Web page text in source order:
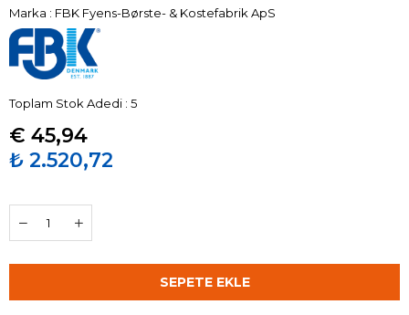
Marka : FBK Fyens-Børste- & Kostefabrik ApS
Toplam Stok Adedi : 5
€ 45,94
₺ 2.520,72